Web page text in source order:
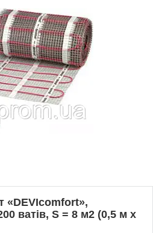
«DEVIcomfort»,
ватів, S = 8 м2 (0,5 м х